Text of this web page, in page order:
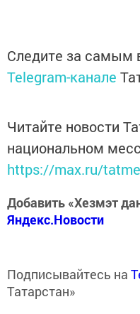
Следите за самым
Telegram-канале
Читайте новости
национальном
https://max.ru/
Добавить «Хезмэт
Яндекс.Новости
Подписывайтесь на
Татарстан»